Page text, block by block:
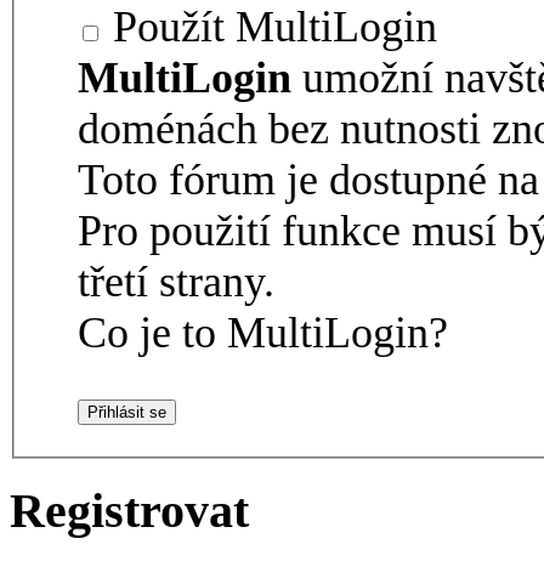
Použít MultiLogin
MultiLogin umožní
doménách bez nutnosti
Toto fórum je dostupné
Pro použití funkce musí
třetí strany.
Co je to MultiLogin?
Registrovat